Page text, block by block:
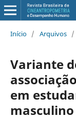
Início / Arquivos /
Variante
em
masculino